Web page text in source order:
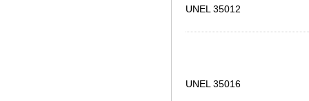
UNEL 35012
UNEL 35016